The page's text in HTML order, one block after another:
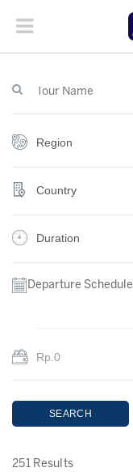
Region
Country
Duration
Departure Schedule
SEARCH
251 Results